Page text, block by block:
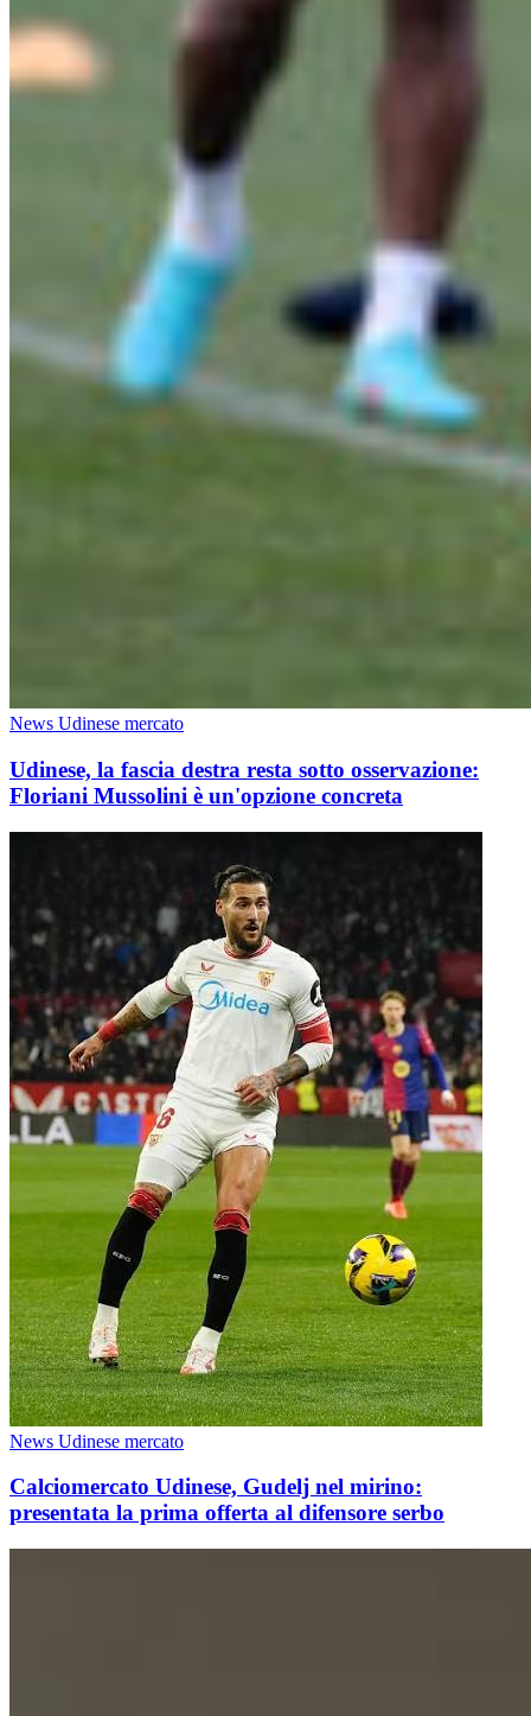
News Udinese mercato
Udinese, la fascia destra resta sotto osservazione:
Floriani Mussolini è un'opzione concreta
News Udinese mercato
Calciomercato Udinese, Gudelj nel mirino:
presentata la prima offerta al difensore serbo